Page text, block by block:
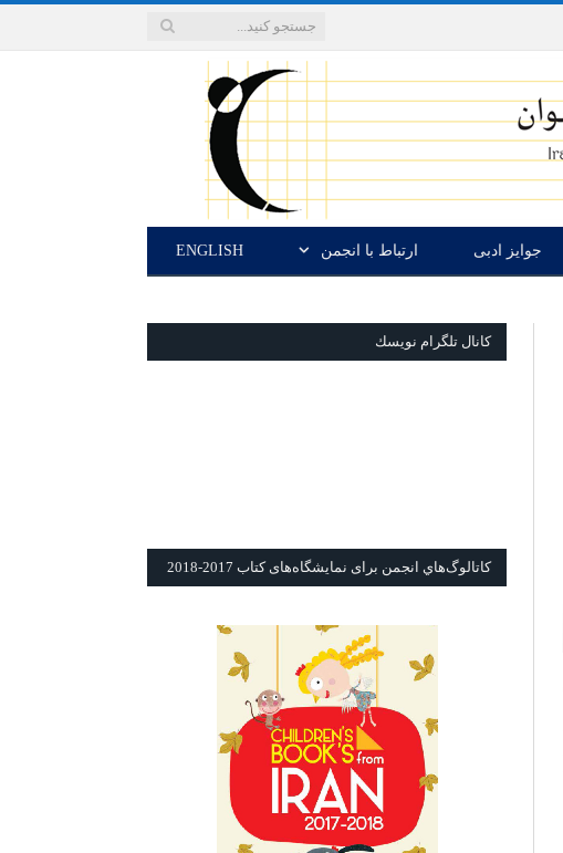
جوایز ادبی ارتباط با انجمن ENGLISH
كانال تلگرام نويسك
كاتالوگ‌هاي انجمن برای نمايشگاه‌های كتاب 2017-2018